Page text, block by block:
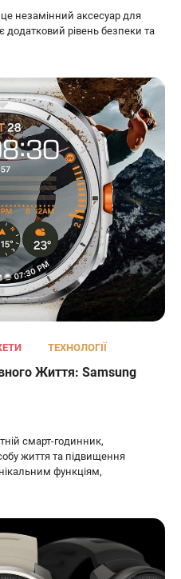
незамінний аксесуар для
додатковий рівень безпеки та
ТЕХНОЛОГІЇ
Життя: Samsung
смарт-годинник,
життя та підвищення
функціям,